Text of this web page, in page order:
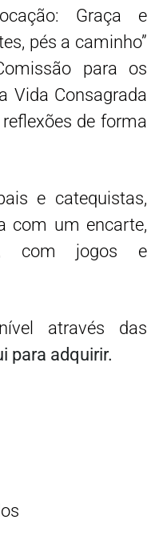
Graça e
pés a caminho”
para os
Vida Consagrada
de forma
e catequistas,
com um encarte,
com jogos e
através das
para adquirir.